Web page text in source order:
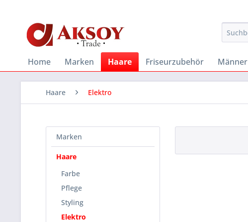
Home Marken Haare Friseurzubehör Männer
Haare Elektro
Marken
Haare
Farbe
Pflege
Styling
Elektro